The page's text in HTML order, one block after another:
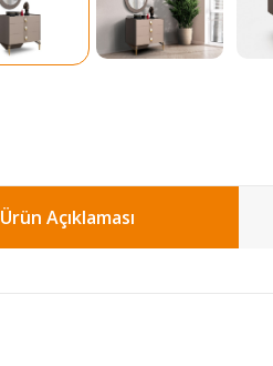
Ürün Açıklaması